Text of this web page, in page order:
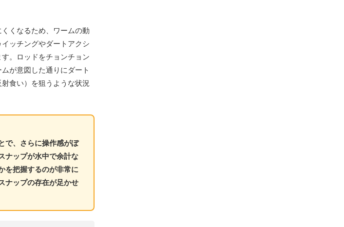
くなるため、ワームの動
ッチングやダートアクシ
。ロッドをチョンチョン
が意図した通りにダート
食い）を狙うような状況
で、さらに操作感がぼ
ナップが水中で余計な
を把握するのが非常に
ナップの存在が足かせ